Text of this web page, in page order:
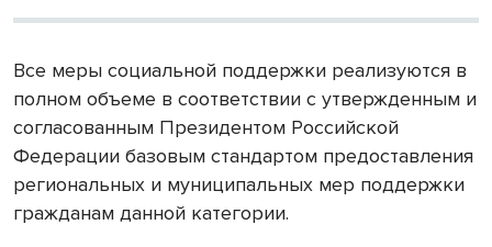
Все меры социальной поддержки реализуются в
полном объеме в соответствии с утвержденным и
согласованным Президентом Российской
Федерации базовым стандартом предоставления
региональных и муниципальных мер поддержки
гражданам данной категории.